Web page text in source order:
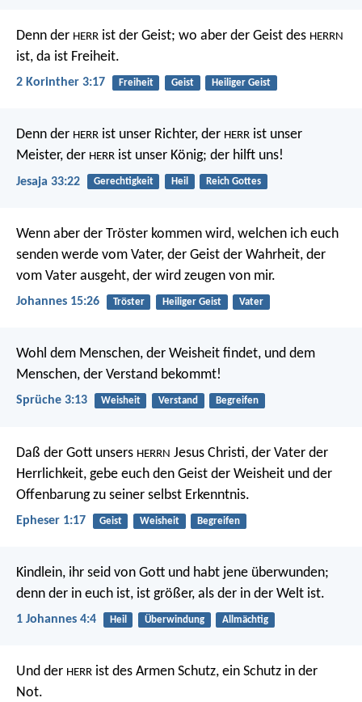
Denn der HERR ist der Geist; wo aber der Geist des HERRN
ist, da ist Freiheit.
2 Korinther 3:17 Freiheit Geist Heiliger Geist
Denn der HERR ist unser Richter, der HERR ist unser
Meister, der HERR ist unser König; der hilft uns!
Jesaja 33:22 Gerechtigkeit Heil Reich Gottes
Wenn aber der Tröster kommen wird, welchen ich euch
senden werde vom Vater, der Geist der Wahrheit, der
vom Vater ausgeht, der wird zeugen von mir.
Johannes 15:26 Tröster Heiliger Geist Vater
Wohl dem Menschen, der Weisheit findet, und dem
Menschen, der Verstand bekommt!
Sprüche 3:13 Weisheit Verstand Begreifen
Daß der Gott unsers HERRN Jesus Christi, der Vater der
Herrlichkeit, gebe euch den Geist der Weisheit und der
Offenbarung zu seiner selbst Erkenntnis.
Epheser 1:17 Geist Weisheit Begreifen
Kindlein, ihr seid von Gott und habt jene überwunden;
denn der in euch ist, ist größer, als der in der Welt ist.
1 Johannes 4:4 Heil Überwindung Allmächtig
Und der HERR ist des Armen Schutz, ein Schutz in der
Not.